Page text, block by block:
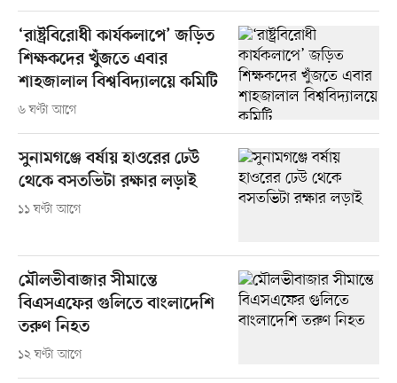
‘রাষ্ট্রবিরোধী কার্যকলাপে’ জড়িত
শিক্ষকদের খুঁজতে এবার
শাহজালাল বিশ্ববিদ্যালয়ে কমিটি
৬ ঘণ্টা আগে
সুনামগঞ্জে বর্ষায় হাওরের ঢেউ
থেকে বসতভিটা রক্ষার লড়াই
১১ ঘণ্টা আগে
মৌলভীবাজার সীমান্তে
বিএসএফের গুলিতে বাংলাদেশি
তরুণ নিহত
১২ ঘণ্টা আগে